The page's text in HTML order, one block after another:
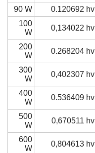
90 W 0.120692 hv
100
W
0,134022 hv
200
W
0.268204 hv
300
W
0,402307 hv
400
W
0.536409 hv
500
W
0,670511 hv
600
W
0,804613 hv